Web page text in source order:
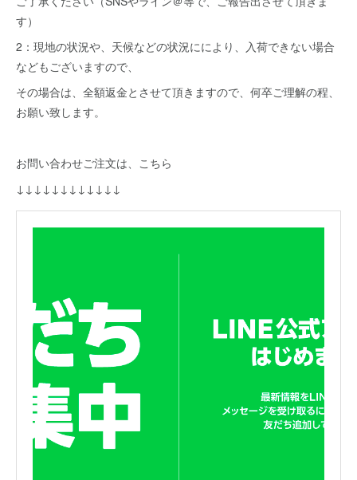
す）
2：現地の状況や、天候などの状況ににより、入荷できない場合
などもございますので、
その場合は、全額返金とさせて頂きますので、何卒ご理解の程、
お願い致します。
お問い合わせご注文は、こちら
↓↓↓↓↓↓↓↓↓↓↓↓